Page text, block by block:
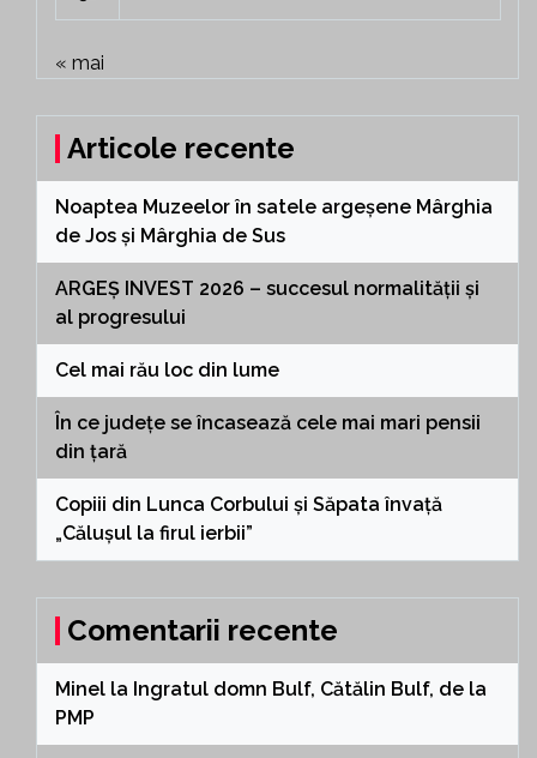
« mai
Articole recente
Noaptea Muzeelor în satele argeșene Mârghia
de Jos și Mârghia de Sus
ARGEȘ INVEST 2026 – succesul normalității și
al progresului
Cel mai rău loc din lume
În ce județe se încasează cele mai mari pensii
din țară
Copiii din Lunca Corbului și Săpata învață
„Călușul la firul ierbii”
Comentarii recente
Minel la Ingratul domn Bulf, Cătălin Bulf, de la
PMP